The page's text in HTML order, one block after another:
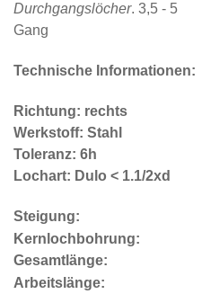
Durchgangslöcher. 3,5 - 5
Gang
Technische Informationen:
Richtung: rechts
Werkstoff: Stahl
Toleranz: 6h
Lochart: Dulo < 1.1/2xd
Steigung:
Kernlochbohrung:
Gesamtlänge:
Arbeitslänge: